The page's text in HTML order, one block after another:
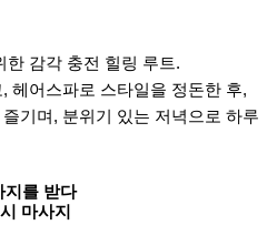
한 감각 충전 힐링 루트.
헤어스파로 스타일을 정돈한 후,
기며, 분위기 있는 저녁으로 하루
지를 받다
마사지